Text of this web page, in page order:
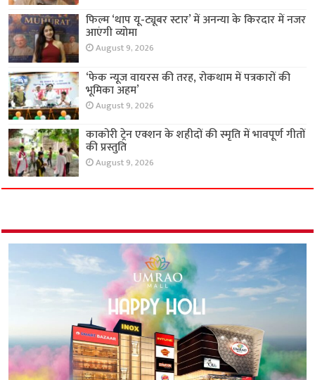
फिल्म ‘थाप यू-ट्यूबर स्टार’ में अनन्या के किरदार में नजर
आएंगी व्योमा
August 9, 2026
‘फेक न्यूज वायरस की तरह, रोकथाम में पत्रकारों की
भूमिका अहम’
August 9, 2026
काकोरी ट्रेन एक्शन के शहीदों की स्मृति में भावपूर्ण गीतों
की प्रस्तुति
August 9, 2026